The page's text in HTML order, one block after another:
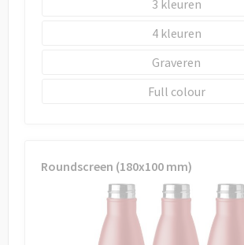
3
4
Graveren
Full colour
Roundscreen (180x100 mm)